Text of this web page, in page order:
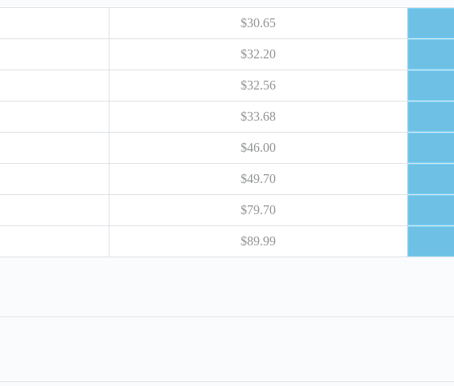
$30.65
$32.20
$32.56
$33.68
$46.00
$49.70
$79.70
$89.99